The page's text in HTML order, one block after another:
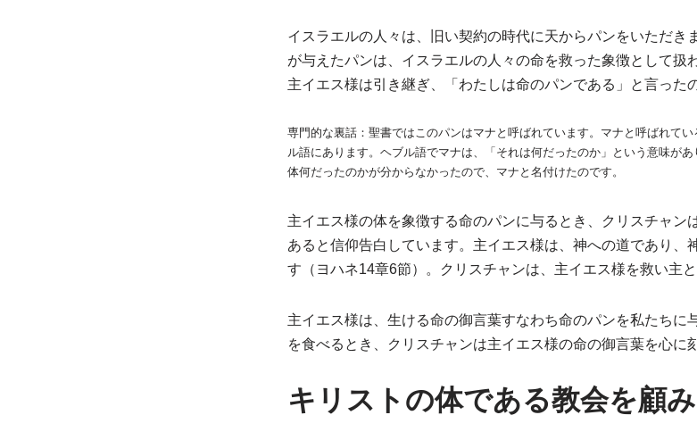
イスラエルの人々は、旧い契約の時代に天からパンをいただき
が与えたパンは、イスラエルの人々の命を救った象徴として扱
主イエス様は引き継ぎ、「わたしは命のパンである」と言った
専門的な裏話：聖書ではこのパンはマナと呼ばれています。マナと呼ばれて
ル語にあります。ヘブル語でマナは、「それは何だったのか」という意味が
体何だったのかが分からなかったので、マナと名付けたのです。
主イエス様の体を象徴する命のパンに与るとき、クリスチャン
あると信仰告白しています。主イエス様は、神への道であり、
す（ヨハネ14章6節）。クリスチャンは、主イエス様を救い主
主イエス様は、生ける命の御言葉すなわち命のパンを私たちに
を食べるとき、クリスチャンは主イエス様の命の御言葉を心に
キリストの体である教会を顧